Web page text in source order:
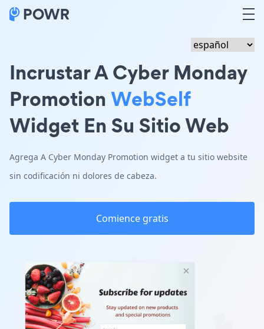
Incrustar A Cyber Monday
PromotionWebSelf
Widget En Su Sitio Web
Agrega A Cyber Monday Promotion widget a tu sitio website
sin codificación ni dolores de cabeza.
Comience gratis